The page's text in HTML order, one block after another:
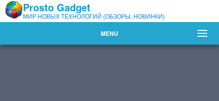
Prosto Gadget
МИР НОВЫХ ТЕХНОЛОГИЙ (ОБЗОРЫ, НОВИНКИ)
MENU